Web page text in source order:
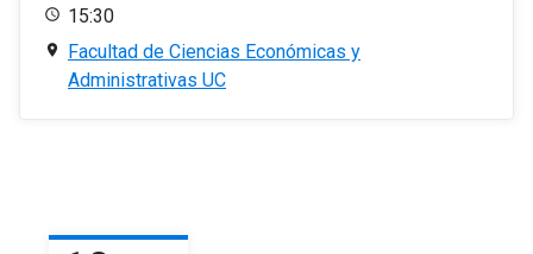
15:30
Facultad de Ciencias Económicas y
Administrativas UC